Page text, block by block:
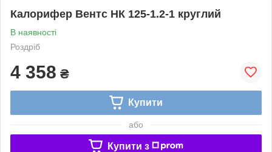
Калорифер Вентс НК 125-1.2-1 круглий
В наявності
Роздріб
4 358 ₴
Купити
або
Купити з